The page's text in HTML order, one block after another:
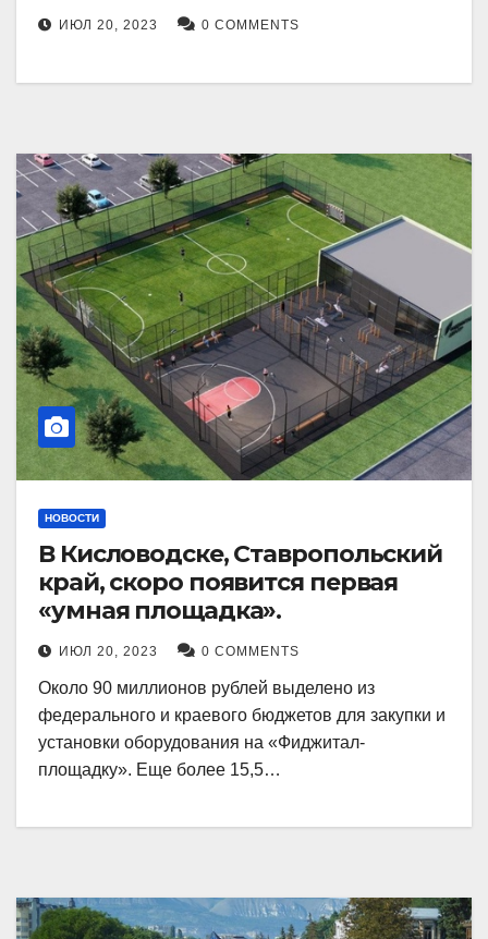
ИЮЛ 20, 2023 0 COMMENTS
НОВОСТИ
В Кисловодске, Ставропольский
край, скоро появится первая
«умная площадка».
ИЮЛ 20, 2023 0 COMMENTS
Около 90 миллионов рублей выделено из
федерального и краевого бюджетов для закупки и
установки оборудования на «Фиджитал-
площадку». Еще более 15,5…